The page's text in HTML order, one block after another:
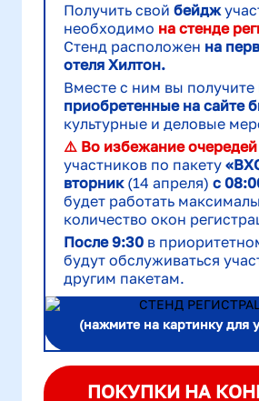
Получить свой бейдж
необходимо на стенде
Стенд расположен на
отеля Хилтон.
Вместе с ним вы получите
приобретенные на сайте
культурные и деловые
⚠️ Во избежание очередей
участников по пакету
вторник (14 апреля) с
будет работать
количество окон
После 9:30 в
будут обслуживаться
другим пакетам.
(нажмите на картинкудля
ПОКУПКИ НА